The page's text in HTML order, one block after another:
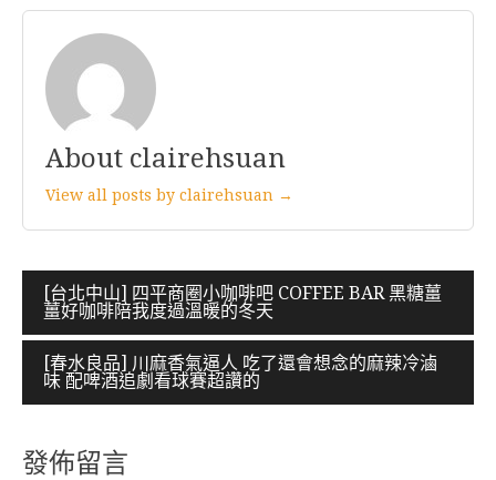
About clairehsuan
View all posts by clairehsuan →
文
章
導
覽
[台北中山] 四平商圈小咖啡吧 COFFEE BAR 黑糖薑
薑好咖啡陪我度過溫暖的冬天
[春水良品] 川麻香氣逼人 吃了還會想念的麻辣冷滷
味 配啤酒追劇看球賽超讚的
發佈留言